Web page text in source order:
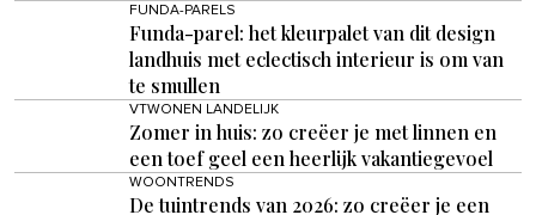
FUNDA-PARELS
Funda-parel: het kleurpalet van dit design
landhuis met eclectisch interieur is om van
te smullen
VTWONEN LANDELIJK
Zomer in huis: zo creëer je met linnen en
een toef geel een heerlijk vakantiegevoel
WOONTRENDS
De tuintrends van 2026: zo creëer je een